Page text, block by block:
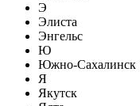
Э
Элиста
Энгельс
Ю
Южно-Сахалинск
Я
Якутск